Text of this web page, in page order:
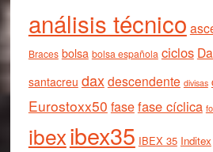
análisis técnico
Braces bolsa bolsa española ciclos
santacreu daxdescendente divisas
Eurostoxx50 fasefase cíclica
ibexibex35 IBEX 35 Inditex